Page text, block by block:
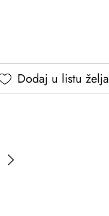
Dodaj u listu želja